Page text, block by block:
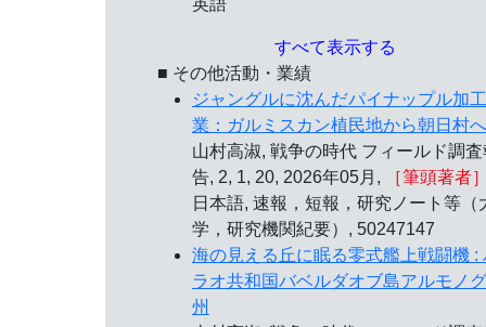
英語
すべて表示する
■ その他活動・業績
ジャングルに沈んだパイナップル加
業：ガルミスカン植民地から朝日村へ
山村高淑, 戦争の時代 フィールド調査
告, 2, 1, 20, 2026年05月,
［筆頭著者
日本語, 速報，短報，研究ノート等（
学，研究機関紀要）, 50247147
海の見える丘に眠る零式艦上戦闘機 :
ラオ共和国バベルダオブ島アルモノ
州